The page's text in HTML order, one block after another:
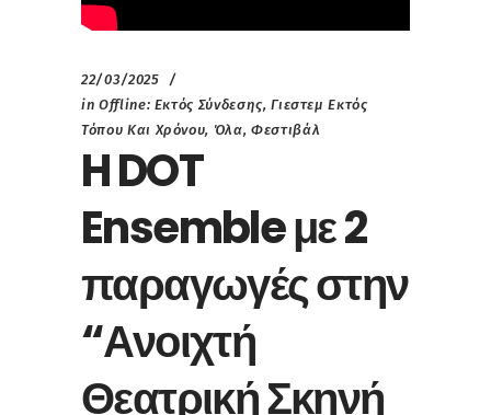
22/03/2025
in Offline: Εκτός Σύνδεσης,Γιεστεμ Εκτός
Τόπου Και Χρόνου, Όλα, Φεστιβάλ
H DOT
Ensemble με 2
παραγωγές στην
“Ανοιχτή
Θεατρική Σκηνή